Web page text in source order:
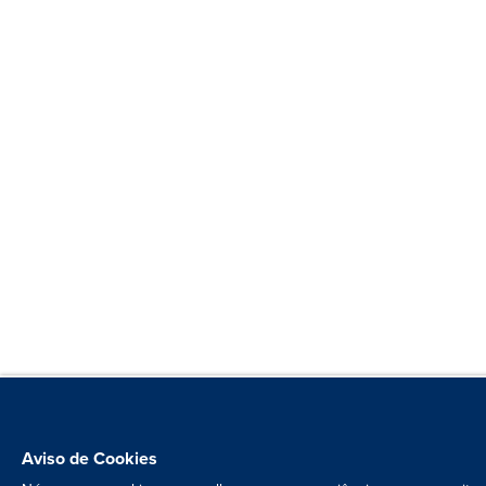
Aviso de Cookies